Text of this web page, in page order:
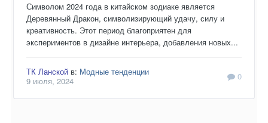
Символом 2024 года в китайском зодиаке является
Деревянный Дракон, символизирующий удачу, силу и
креативность. Этот период благоприятен для
экспериментов в дизайне интерьера, добавления новых...
ТК Ланской в: Модные тенденции
9 июля, 2024
0